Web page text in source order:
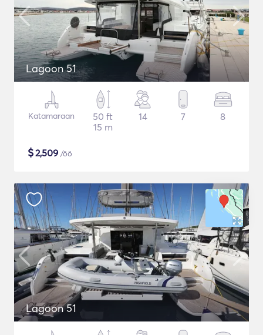
Lagoon 51
Katamaraan
50 ft
15 m
14 7 8
$2,509 /öö
Lagoon 51